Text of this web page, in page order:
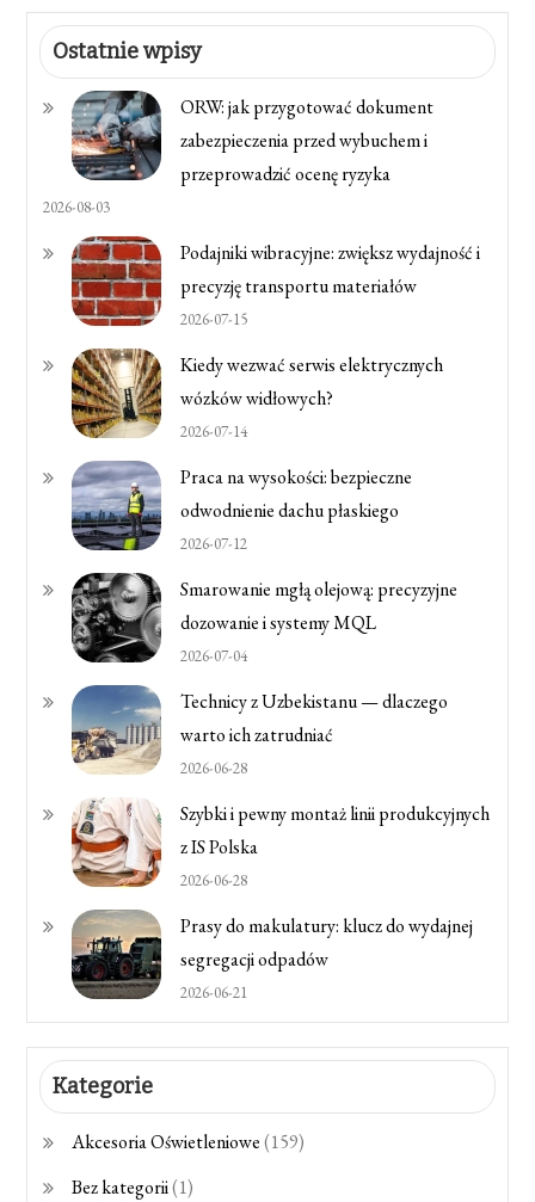
Ostatnie wpisy
ORW: jak przygotować dokument
zabezpieczenia przed wybuchem i
przeprowadzić ocenę ryzyka
2026-08-03
Podajniki wibracyjne: zwiększ wydajność i
precyzję transportu materiałów
2026-07-15
Kiedy wezwać serwis elektrycznych
wózków widłowych?
2026-07-14
Praca na wysokości: bezpieczne
odwodnienie dachu płaskiego
2026-07-12
Smarowanie mgłą olejową: precyzyjne
dozowanie i systemy MQL
2026-07-04
Technicy z Uzbekistanu — dlaczego
warto ich zatrudniać
2026-06-28
Szybki i pewny montaż linii produkcyjnych
z IS Polska
2026-06-28
Prasy do makulatury: klucz do wydajnej
segregacji odpadów
2026-06-21
Kategorie
Akcesoria Oświetleniowe(159)
Bez kategorii(1)